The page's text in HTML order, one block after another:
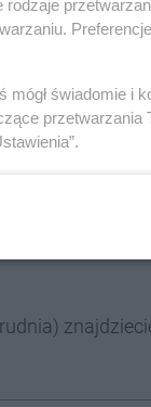
w tym okresie
oglądać
dnia jarmarku
rodzaje
mógł świadomie i